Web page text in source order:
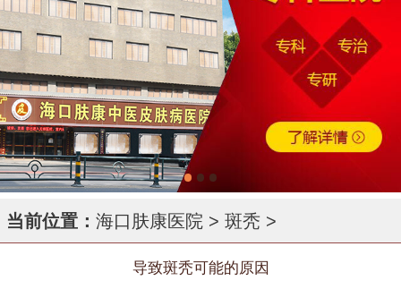
当前位置： 海口肤康医院 > 斑秃 >
导致斑秃可能的原因